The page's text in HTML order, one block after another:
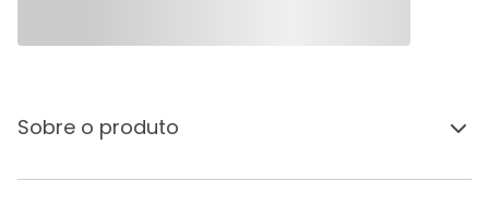
Sobre o produto